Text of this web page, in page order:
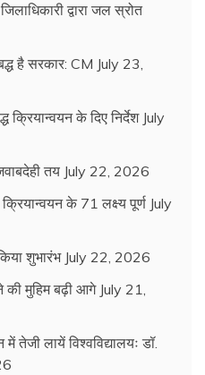
द्वारा जल स्रोत
है सरकार: CM July 23,
के दिए निर्देश July
तय July 22, 2026
के 71 लक्ष्य पूर्ण July
शुभारंभ July 22, 2026
की मुहिम बढ़ी आगे July 21,
तेजी लायें विश्वविद्यालयः डॉ.